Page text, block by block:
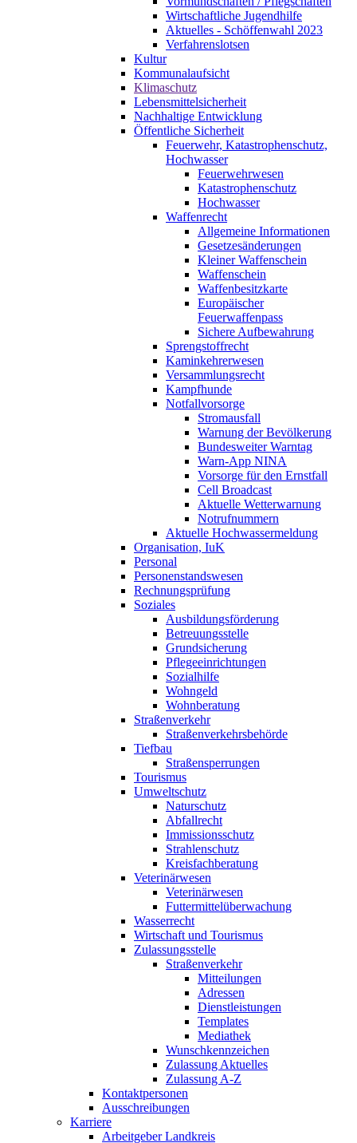
Wirtschaftliche Jugendhilfe
Aktuelles - Schöffenwahl 2023
Verfahrenslotsen
Kultur
Kommunalaufsicht
Klimaschutz
Lebensmittelsicherheit
Nachhaltige Entwicklung
Öffentliche Sicherheit
Feuerwehr, Katastrophenschutz,
Hochwasser
Feuerwehrwesen
Katastrophenschutz
Hochwasser
Waffenrecht
Allgemeine Informationen
Gesetzesänderungen
Kleiner Waffenschein
Waffenschein
Waffenbesitzkarte
Europäischer
Feuerwaffenpass
Sichere Aufbewahrung
Sprengstoffrecht
Kaminkehrerwesen
Versammlungsrecht
Kampfhunde
Notfallvorsorge
Stromausfall
Warnung der Bevölkerung
Bundesweiter Warntag
Warn-App NINA
Vorsorge für den Ernstfall
Cell Broadcast
Aktuelle Wetterwarnung
Notrufnummern
Aktuelle Hochwassermeldung
Organisation, IuK
Personal
Personenstandswesen
Rechnungsprüfung
Soziales
Ausbildungsförderung
Betreuungsstelle
Grundsicherung
Pflegeeinrichtungen
Sozialhilfe
Wohngeld
Wohnberatung
Straßenverkehr
Straßenverkehrsbehörde
Tiefbau
Straßensperrungen
Tourismus
Umweltschutz
Naturschutz
Abfallrecht
Immissionsschutz
Strahlenschutz
Kreisfachberatung
Veterinärwesen
Veterinärwesen
Futtermittelüberwachung
Wasserrecht
Wirtschaft und Tourismus
Zulassungsstelle
Straßenverkehr
Mitteilungen
Adressen
Dienstleistungen
Templates
Mediathek
Wunschkennzeichen
Zulassung Aktuelles
Zulassung A-Z
Kontaktpersonen
Ausschreibungen
Karriere
Arbeitgeber Landkreis